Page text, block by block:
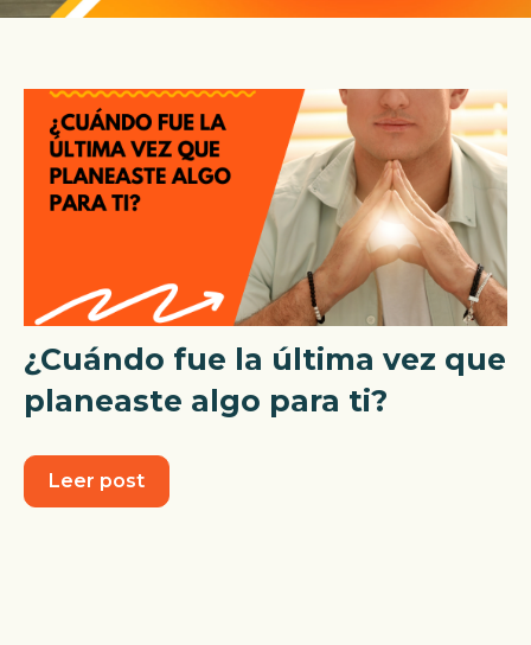
¿Cuándo fue la última vez que
planeaste algo para ti?
Leer post